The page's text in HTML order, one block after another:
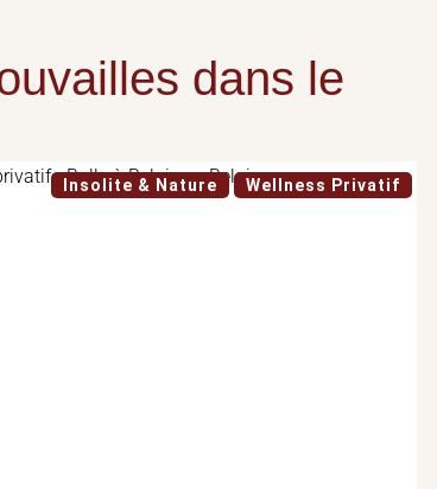
dans le
Insolite & Nature Wellness Privatif